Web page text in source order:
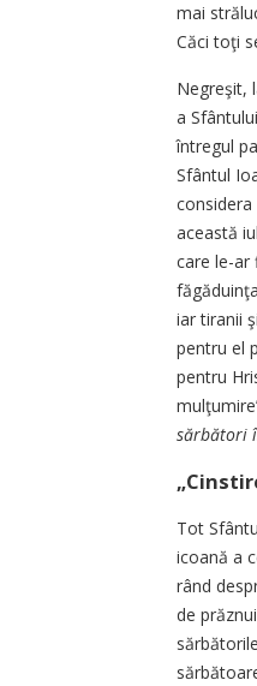
mai
Căci toţi
Negreşit,
a
întregul
Sfântul
această
care le-ar
iar tiranii
pentru el
pentru
sărbători
Tot
icoană a
rând
de